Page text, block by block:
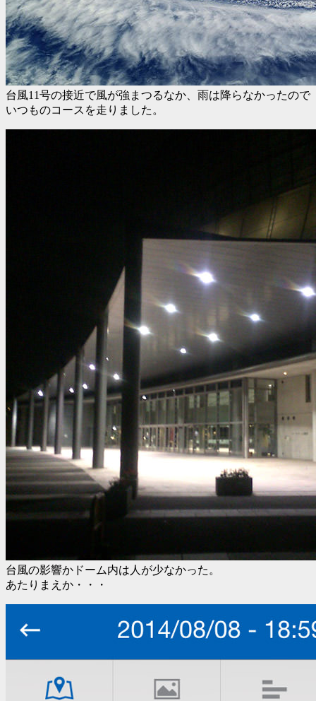
台風11号の接近で風が強まつるなか、雨は降らなかったので
いつものコースを走りました。
台風の影響かドーム内は人が少なかった。
あたりまえか・・・